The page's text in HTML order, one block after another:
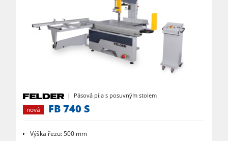
Pásová pila s posuvným stolem
nová
FB 740 S
Výška řezu: 500 mm